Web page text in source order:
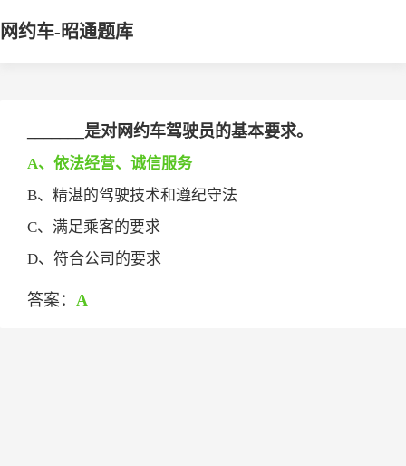
网约车-昭通题库
_______是对网约车驾驶员的基本要求。
A、依法经营、诚信服务
B、精湛的驾驶技术和遵纪守法
C、满足乘客的要求
D、符合公司的要求
答案： A